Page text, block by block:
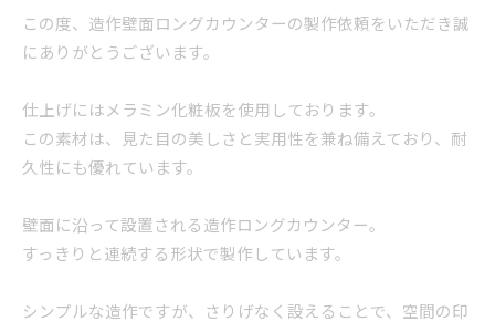
この度、造作壁面ロングカウンターの製作依頼をいただき誠
にありがとうございます。
仕上げにはメラミン化粧板を使用しております。
この素材は、見た目の美しさと実用性を兼ね備えており、耐
久性にも優れています。
壁面に沿って設置される造作ロングカウンター。
すっきりと連続する形状で製作しています。
シンプルな造作ですが、さりげなく設えることで、空間の印